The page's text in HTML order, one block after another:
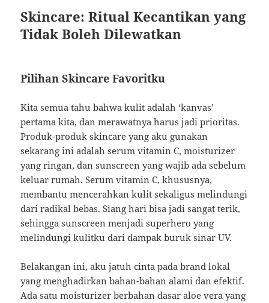
Skincare: Ritual Kecantikan yang
Tidak Boleh Dilewatkan
Pilihan Skincare Favoritku
Kita semua tahu bahwa kulit adalah ‘kanvas’
pertama kita, dan merawatnya harus jadi prioritas.
Produk-produk skincare yang aku gunakan
sekarang ini adalah serum vitamin C, moisturizer
yang ringan, dan sunscreen yang wajib ada sebelum
keluar rumah. Serum vitamin C, khususnya,
membantu mencerahkan kulit sekaligus melindungi
dari radikal bebas. Siang hari bisa jadi sangat terik,
sehingga sunscreen menjadi superhero yang
melindungi kulitku dari dampak buruk sinar UV.
Belakangan ini, aku jatuh cinta pada brand lokal
yang menghadirkan bahan-bahan alami dan efektif.
Ada satu moisturizer berbahan dasar aloe vera yang